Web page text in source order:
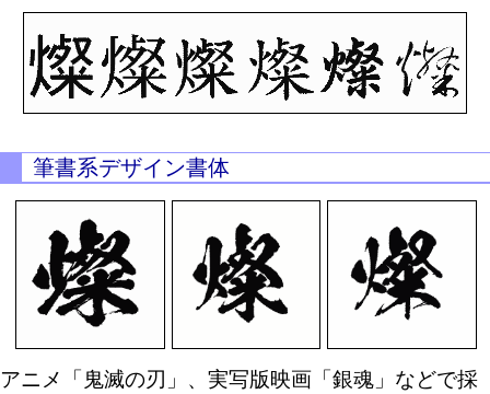
筆書系デザイン書体
アニメ「鬼滅の刃」、実写版映画「銀魂」などで採